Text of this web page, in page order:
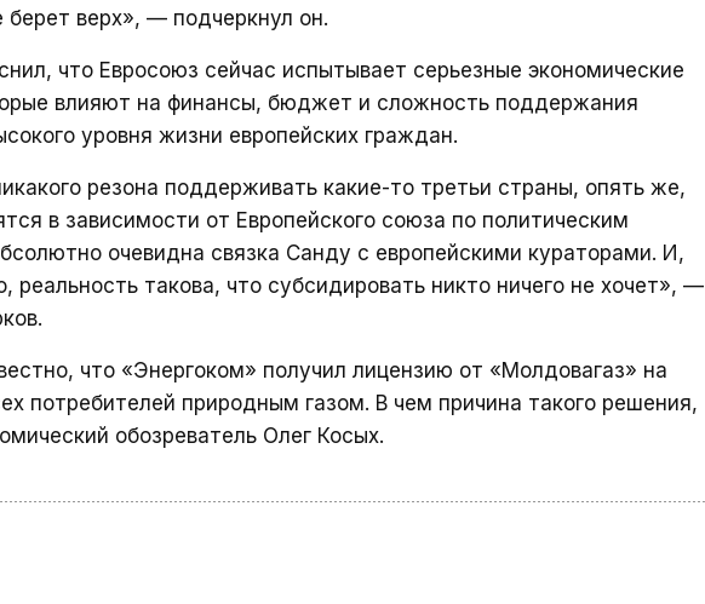
верх», — подчеркнул он.
что Евросоюз сейчас испытывает серьезные экономические
влияют на финансы, бюджет и сложность поддержания
уровня жизни европейских граждан.
резона поддерживать какие-то третьи страны, опять же,
в зависимости от Европейского союза по политическим
очевидна связка Санду с европейскими кураторами. И,
реальность такова, что субсидировать никто ничего не хочет», —
что «Энергоком» получил лицензию от «Молдовагаз» на
потребителей природным газом. В чем причина такого решения,
обозреватель Олег Косых.